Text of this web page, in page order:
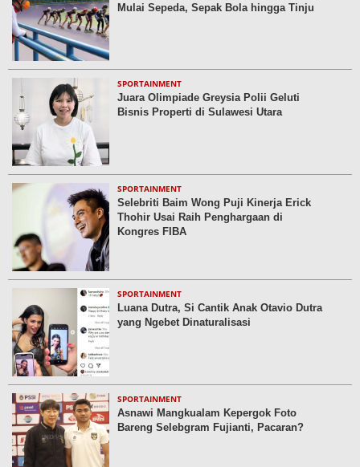
Mulai Sepeda, Sepak Bola hingga Tinju
SPORTAINMENT
Juara Olimpiade Greysia Polii Geluti
Bisnis Properti di Sulawesi Utara
SPORTAINMENT
Selebriti Baim Wong Puji Kinerja Erick
Thohir Usai Raih Penghargaan di
Kongres FIBA
SPORTAINMENT
Luana Dutra, Si Cantik Anak Otavio Dutra
yang Ngebet Dinaturalisasi
SPORTAINMENT
Asnawi Mangkualam Kepergok Foto
Bareng Selebgram Fujianti, Pacaran?